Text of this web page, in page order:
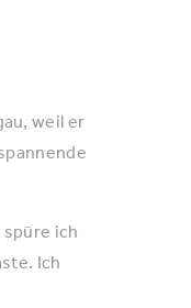
weil er
ich
Ich